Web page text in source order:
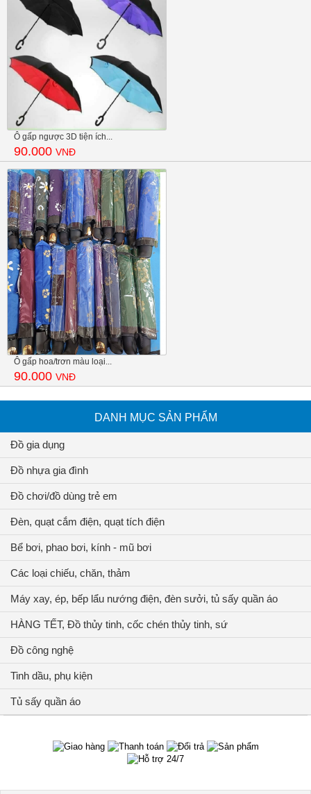
Ô gấp ngược 3D tiện ích...
90.000 VNĐ
Ô gấp hoa/trơn màu loại...
90.000 VNĐ
DANH MỤC SẢN PHẨM
Đồ gia dụng
Đồ nhựa gia đình
Đồ chơi/đồ dùng trẻ em
Đèn, quạt cắm điện, quạt tích điện
Bể bơi, phao bơi, kính - mũ bơi
Các loại chiếu, chăn, thảm
Máy xay, ép, bếp lẩu nướng điện, đèn sưởi, tủ sấy quần áo
HÀNG TẾT, Đồ thủy tinh, cốc chén thủy tinh, sứ
Đồ công nghệ
Tinh dầu, phụ kiện
Tủ sấy quần áo